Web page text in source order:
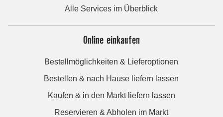
Alle Services im Überblick
Online einkaufen
Bestellmöglichkeiten & Lieferoptionen
Bestellen & nach Hause liefern lassen
Kaufen & in den Markt liefern lassen
Reservieren & Abholen im Markt